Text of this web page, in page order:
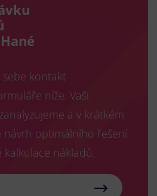
kontakt
níže. Vaši
a v krátkém
návrh optimálního řešení
nákladů.